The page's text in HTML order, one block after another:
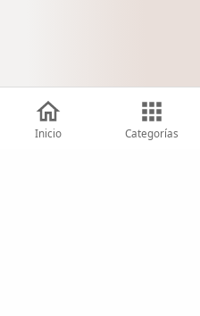
Inicio Categorías